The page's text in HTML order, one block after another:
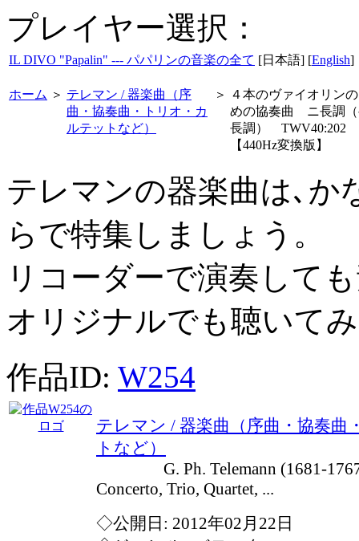
プレイヤー選択：
IL DIVO "Papalin" --- パパリンの音楽の全て [日本語] [English]
ホーム ＞ テレマン / 器楽曲（序
曲・協奏曲・トリオ・カ
ルテットなど）
＞
４本のヴァイオリン
めの協奏曲 ニ長調
長調） TWV40:202
【440Hz変換版】
テレマンの器楽曲は､か
らで特集しましょう。
リコーダーで演奏して
オリジナルでも聴いて
作品ID: W254
テレマン / 器楽曲（序曲・協奏曲
トなど）
G. Ph. Telemann (1681-1767)
Concerto, Trio, Quartet, ...
◇公開日: 2012年02月22日